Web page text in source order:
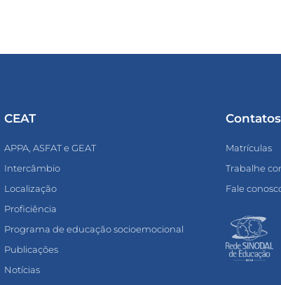
CEAT
APPA, ASFAT e GEAT
Intercâmbio
Localização
Proficiência
Programa de educação socioemocional
Publicações
Notícias
Contatos
Matrículas
Trabalhe
Fale